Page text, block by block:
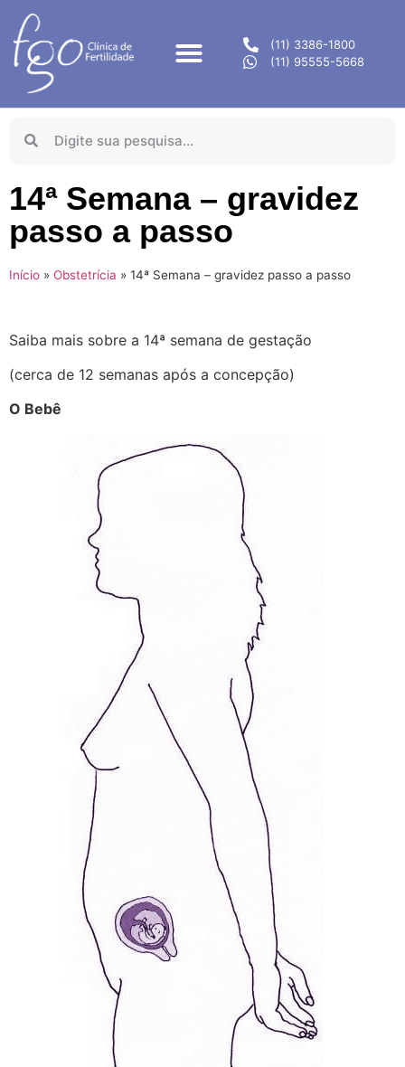
(11) 3386-1800
(11) 95555-5668
14ª Semana – gravidez
passo a passo
Início » Obstetrícia » 14ª Semana – gravidez passo a passo
Saiba mais sobre a 14ª semana de gestação
(cerca de 12 semanas após a concepção)
O Bebê